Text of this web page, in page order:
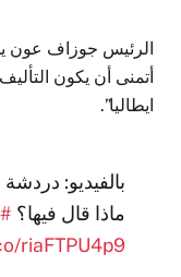
الرئيس جوزاف عون
أتمنى أن يكون
ايطاليا”.
بالفيديو:
ماذا قال فيها؟
riaFTPU4p9